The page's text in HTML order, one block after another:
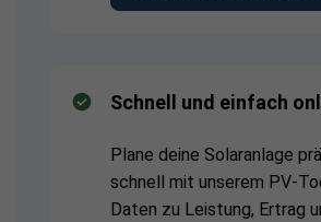
Schnell und einfach
Plane deine Solaranlage
schnell mit unserem PV-
Daten zu Leistung, Ertrag